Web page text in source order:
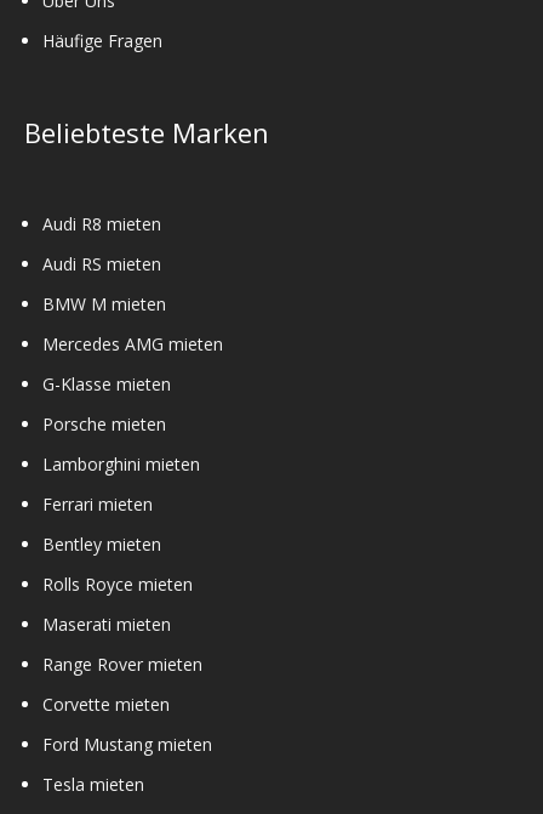
Häufige Fragen
Beliebteste Marken
Audi R8 mieten
Audi RS mieten
BMW M mieten
Mercedes AMG mieten
G-Klasse mieten
Porsche mieten
Lamborghini mieten
Ferrari mieten
Bentley mieten
Rolls Royce mieten
Maserati mieten
Range Rover mieten
Corvette mieten
Ford Mustang mieten
Tesla mieten